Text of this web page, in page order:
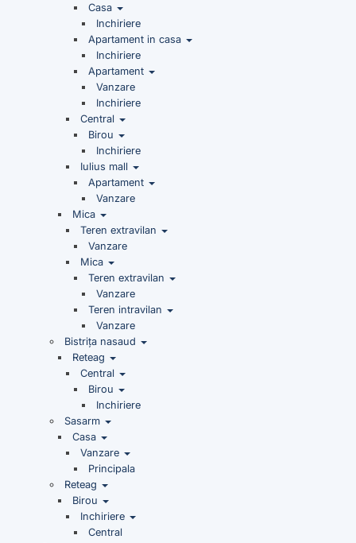
Casa
Inchiriere
Apartament in casa
Inchiriere
Apartament
Vanzare
Inchiriere
Central
Birou
Inchiriere
Iulius mall
Apartament
Vanzare
Mica
Teren extravilan
Vanzare
Mica
Teren extravilan
Vanzare
Teren intravilan
Vanzare
Bistrița nasaud
Reteag
Central
Birou
Inchiriere
Sasarm
Casa
Vanzare
Principala
Reteag
Birou
Inchiriere
Central